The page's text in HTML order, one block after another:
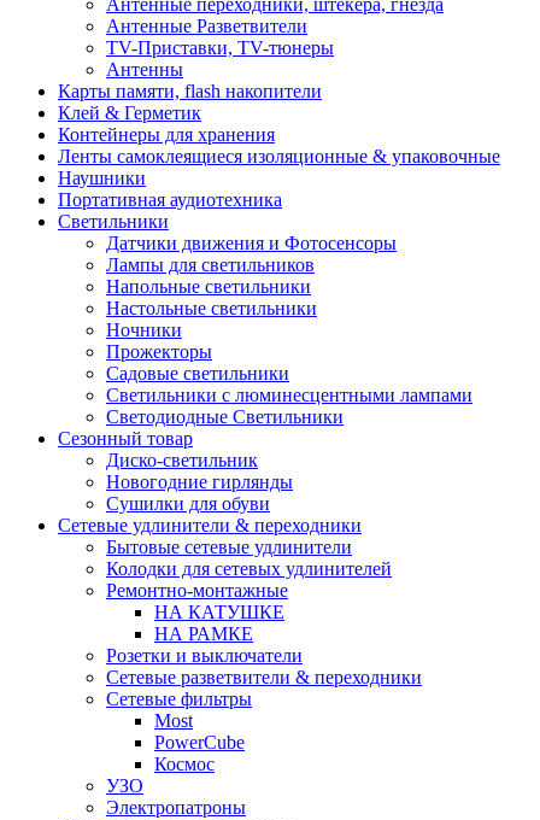
Антенные переходники, штекера, гнезда
Антенные Разветвители
TV-Приставки, TV-тюнеры
Антенны
Карты памяти, flash накопители
Клей & Герметик
Контейнеры для хранения
Ленты самоклеящиеся изоляционные & упаковочные
Наушники
Портативная аудиотехника
Светильники
Датчики движения и Фотосенсоры
Лампы для светильников
Напольные светильники
Настольные светильники
Ночники
Прожекторы
Садовые светильники
Светильники с люминесцентными лампами
Светодиодные Светильники
Сезонный товар
Диско-светильник
Новогодние гирлянды
Сушилки для обуви
Сетевые удлинители & переходники
Бытовые сетевые удлинители
Колодки для сетевых удлинителей
Ремонтно-монтажные
НА КАТУШКЕ
НА РАМКЕ
Розетки и выключатели
Сетевые разветвители & переходники
Сетевые фильтры
Most
PowerCube
Космос
УЗО
Электропатроны